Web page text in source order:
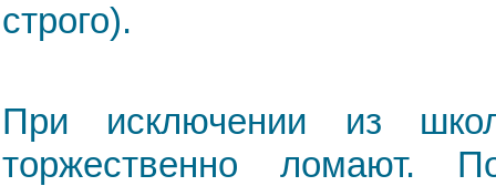
строго).
При исключении из
торжественно ломают.